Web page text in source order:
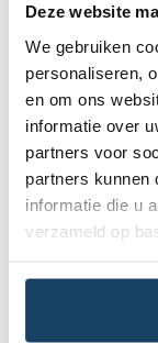
Deze website
We gebruiken
personaliseren,
en om ons
informatie over
partners voor
partners kunnen
informatie die u
verzameld op
is.
aanbod aan
15
Een financial
diverse
omdat je geen
zoals
een